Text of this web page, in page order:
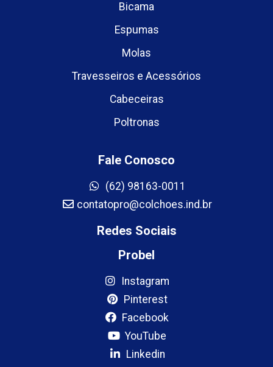
Bicama
Espumas
Molas
Travesseiros e Acessórios
Cabeceiras
Poltronas
Fale Conosco
(62) 98163-0011
contatopro@colchoes.ind.br
Redes Sociais
Probel
Instagram
Pinterest
Facebook
YouTube
Linkedin